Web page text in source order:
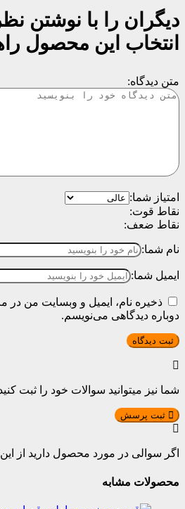
دیگران را با نوشتن
انتخاب این محصول
متن دیدگاه:
امتیاز شما:
نقاط قوت:
نقاط ضعف:
نام شما:
ایمیل شما:
ذخیره نام، ایمیل و وبسایت من در
دوباره دیدگاهی می‌نویسم.
شما نیز میتوانید سوالات خود را ثبت
اگر سوالی در مورد محصول دارید از
محصولات مشابه